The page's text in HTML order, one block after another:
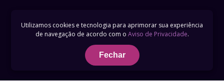
Utilizamos cookies e tecnologia para aprimorar sua experiência
de navegação de acordo com o Aviso de Privacidade.
Fechar